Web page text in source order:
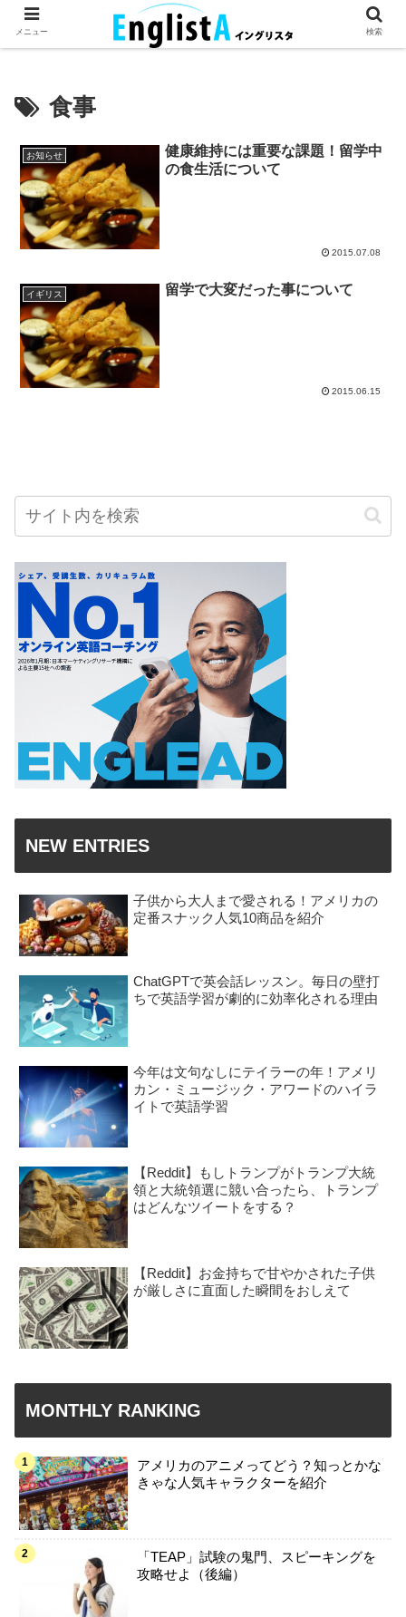
英語が話せるとちょっとハッピー。
食事
お知らせ
健康維持には重要な課題！留学中
の食生活について
2015.07.08
イギリス 留学で大変だった事について
2015.06.15
NEW ENTRIES
子供から大人まで愛される！アメリカの
定番スナック人気10商品を紹介
ChatGPTで英会話レッスン。毎日の壁打
ちで英語学習が劇的に効率化される理由
今年は文句なしにテイラーの年！アメリ
カン・ミュージック・アワードのハイラ
イトで英語学習
【Reddit】もしトランプがトランプ大統
領と大統領選に競い合ったら、トランプ
はどんなツイートをする？
【Reddit】お金持ちで甘やかされた子供
が厳しさに直面した瞬間をおしえて
MONTHLY RANKING
アメリカのアニメってどう？知っとかな
きゃな人気キャラクターを紹介
「TEAP」試験の鬼門、スピーキングを
攻略せよ（後編）
メニュー 検索